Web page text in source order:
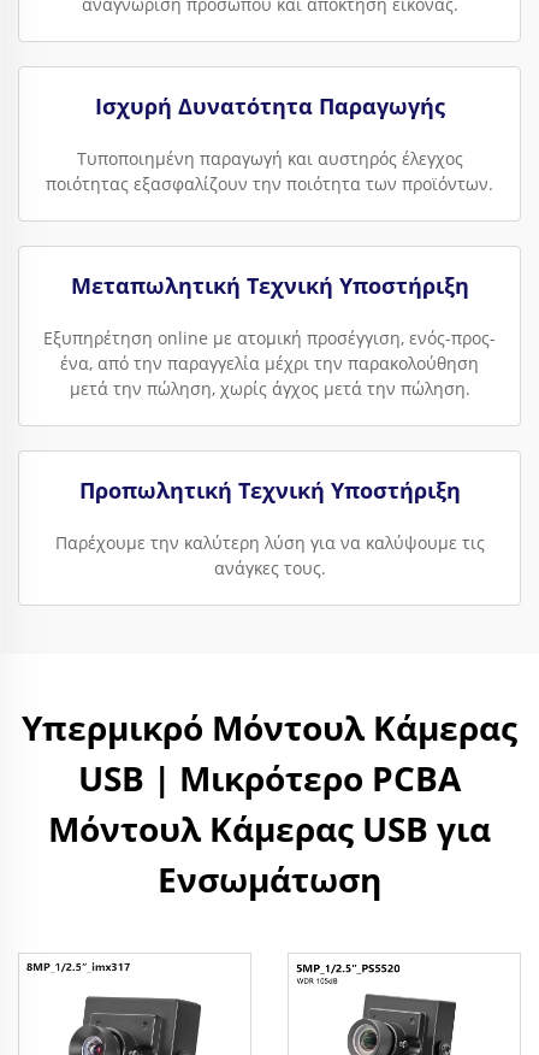
Ισχυρή Δυνατότητα Παραγωγής
Τυποποιημένη παραγωγή και αυστηρός έλεγχος
ποιότητας εξασφαλίζουν την ποιότητα των προϊόντων.
Μεταπωλητική Τεχνική Υποστήριξη
Εξυπηρέτηση online με ατομική προσέγγιση, ενός-προς-
ένα, από την παραγγελία μέχρι την παρακολούθηση
μετά την πώληση, χωρίς άγχος μετά την πώληση.
Προπωλητική Τεχνική Υποστήριξη
Παρέχουμε την καλύτερη λύση για να καλύψουμε τις
ανάγκες τους.
Υπερμικρό Μόντουλ Κάμερας
USB | Μικρότερο PCBA
Μόντουλ Κάμερας USB για
Ενσωμάτωση